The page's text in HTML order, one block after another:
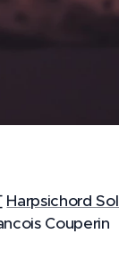
Harpsichord
Couperin